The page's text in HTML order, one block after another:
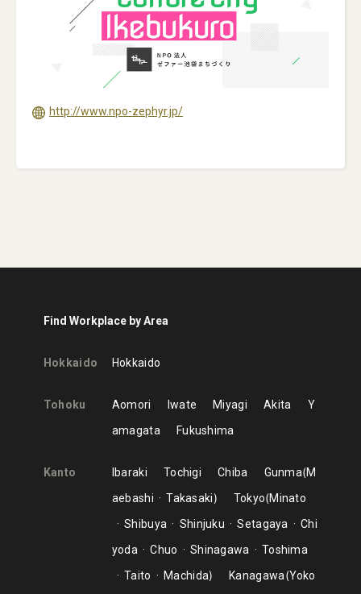
http://www.npo-zephyr.jp/
Find Workplace by Area
Hokkaido Hokkaido
Tohoku Aomori Iwate Miyagi Akita
Y
amagata
Fukushima
Kanto Ibaraki Tochigi Chiba Gunma M
aebashi
Takasaki Tokyo Minato
Shibuya
Shinjuku Setagaya
Chi
yoda
Chuo Shinagawa
Toshima
Taito
Machida Kanagawa Yoko